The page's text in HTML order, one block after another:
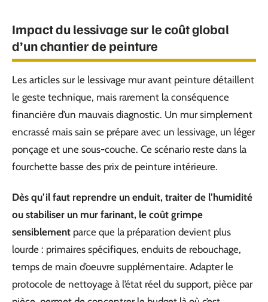
Impact du lessivage sur le coût global
d’un chantier de peinture
Les articles sur le lessivage mur avant peinture détaillent
le geste technique, mais rarement la conséquence
financière d’un mauvais diagnostic. Un mur simplement
encrassé mais sain se prépare avec un lessivage, un léger
ponçage et une sous-couche. Ce scénario reste dans la
fourchette basse des prix de peinture intérieure.
Dès qu’il faut reprendre un enduit, traiter de l’humidité
ou stabiliser un mur farinant, le coût grimpe
sensiblement parce que la préparation devient plus
lourde : primaires spécifiques, enduits de rebouchage,
temps de main d’oeuvre supplémentaire. Adapter le
protocole de nettoyage à l’état réel du support, pièce par